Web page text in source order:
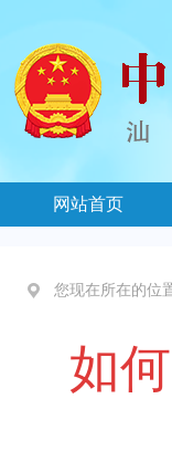
网站首页
您现在所在的位
如